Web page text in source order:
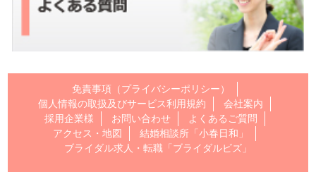
免責事項（プライバシーポリシー）
個人情報の取扱及びサービス利用規約
会社案内
採用企業様
お問い合わせ
よくあるご質問
アクセス・地図
結婚相談所「小春日和」
ブライダル求人・転職「ブライダルビズ」